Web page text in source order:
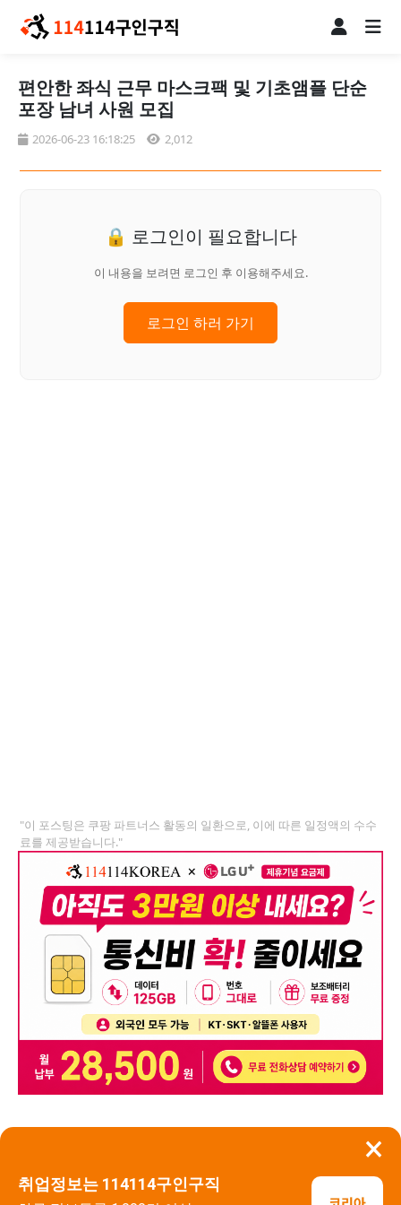
×
취업정보는 114114구인구직
편안한 좌식 근무 마스크팩 및 기초앰플 단순
포장 남녀 사원 모집
2026-06-23 16:18:25 2,012
🔒 로그인이 필요합니다
이 내용을 보려면 로그인 후 이용해주세요.
로그인 하러 가기
"이 포스팅은 쿠팡 파트너스 활동의 일환으로, 이에 따른 일정액의 수수
료를 제공받습니다."